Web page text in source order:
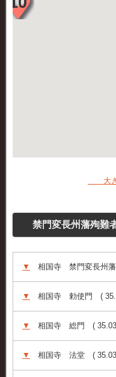
大き
禁門変長州藩殉
▼ 相国寺 禁門変長州藩
▼ 相国寺 勅使門 (
▼ 相国寺 総門 (
▼ 相国寺 法堂 (